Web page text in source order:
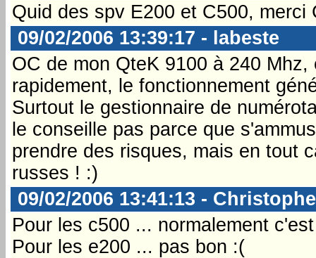
Quid des spv E200 et C500, merci
09/02/2006 13:39:17 - labeste
OC de mon QteK 9100 à 240
rapidement, le fonctionnement
Surtout le gestionnaire de
le conseille pas parce que
prendre des risques, mais en tout
russes ! :)
09/02/2006 13:41:13 -
Pour les c500 ... normalement
Pour les e200 ... pas bon :(